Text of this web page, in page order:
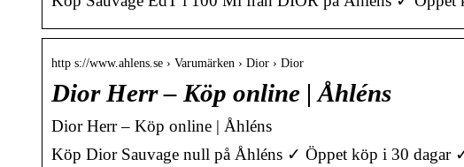
http s://www.ahlens.se › Varumärken › Dior › Dior
Dior Herr – Köp online | Åhléns
Dior Herr – Köp online | Åhléns
Köp Dior Sauvage null på Åhléns ✓ Öppet köp i 30